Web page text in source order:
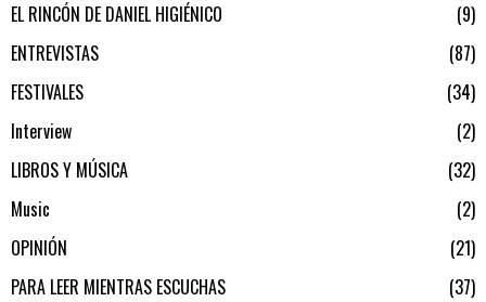
EL RINCÓN DE DANIEL HIGIÉNICO
9
ENTREVISTAS
87
FESTIVALES
34
Interview
2
LIBROS Y MÚSICA
32
Music
2
OPINIÓN
21
PARA LEER MIENTRAS ESCUCHAS
37